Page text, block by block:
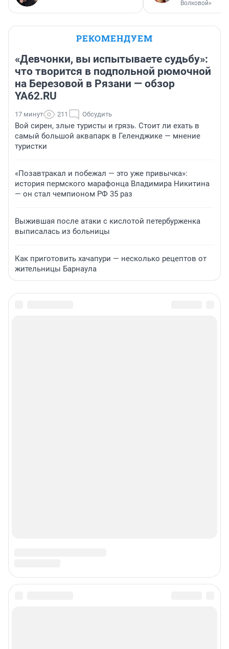
Волковой»
РЕКОМЕНДУЕМ
«Девчонки, вы испытываете судьбу»:
что творится в подпольной рюмочной
на Березовой в Рязани — обзор
YA62.RU
17 минут 211 Обсудить
Вой сирен, злые туристы и грязь. Стоит ли ехать в
самый большой аквапарк в Геленджике — мнение
туристки
«Позавтракал и побежал — это уже привычка»:
история пермского марафонца Владимира Никитина
— он стал чемпионом РФ 35 раз
Выжившая после атаки с кислотой петербурженка
выписалась из больницы
Как приготовить хачапури — несколько рецептов от
жительницы Барнаула